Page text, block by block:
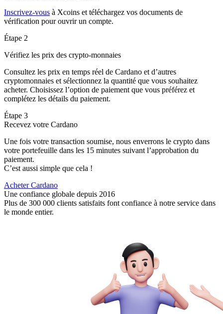
Inscrivez-vous à Xcoins et téléchargez vos documents de
vérification pour ouvrir un compte.
Étape 2
Vérifiez les prix des crypto-monnaies
Consultez les prix en temps réel de Cardano et d’autres
cryptomonnaies et sélectionnez la quantité que vous souhaitez
acheter. Choisissez l’option de paiement que vous préférez et
complétez les détails du paiement.
Étape 3
Recevez votre Cardano
Une fois votre transaction soumise, nous enverrons le crypto dans
votre portefeuille dans les 15 minutes suivant l’approbation du
paiement.
C’est aussi simple que cela !
Acheter Cardano
Une confiance globale depuis 2016
Plus de 300 000 clients satisfaits font confiance à notre service dans
le monde entier.